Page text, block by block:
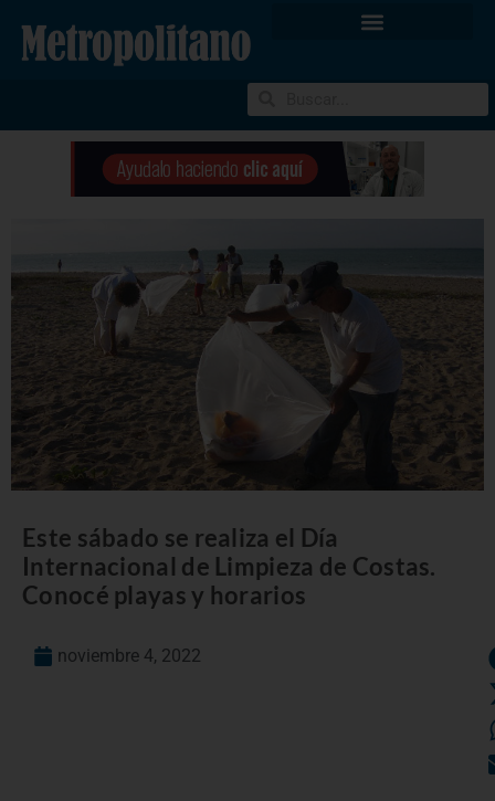
Este sábado se realiza el Día
Internacional de Limpieza de Costas.
Conocé playas y horarios
noviembre 4, 2022